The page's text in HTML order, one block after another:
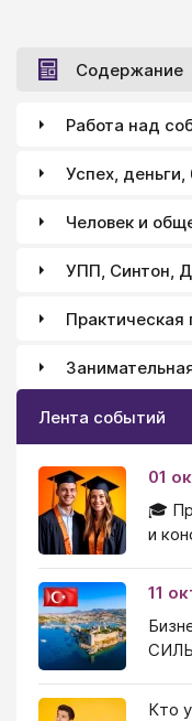
Содержание
Работа над
Успех, деньги,
Человек и
УПП, Синтон,
Практическая
Лента событий
01
🎓
и
11
Кто